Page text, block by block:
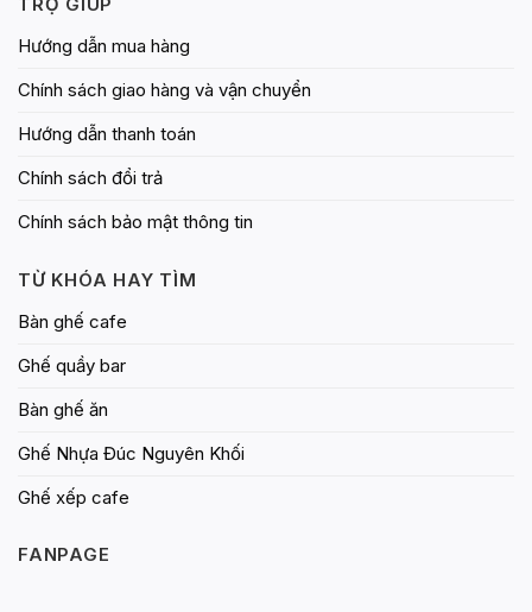
TRỢ GIÚP
Hướng dẫn mua hàng
Chính sách giao hàng và vận chuyển
Hướng dẫn thanh toán
Chính sách đổi trả
Chính sách bảo mật thông tin
TỪ KHÓA HAY TÌM
Bàn ghế cafe
Ghế quầy bar
Bàn ghế ăn
Ghế Nhựa Đúc Nguyên Khối
Ghế xếp cafe
FANPAGE